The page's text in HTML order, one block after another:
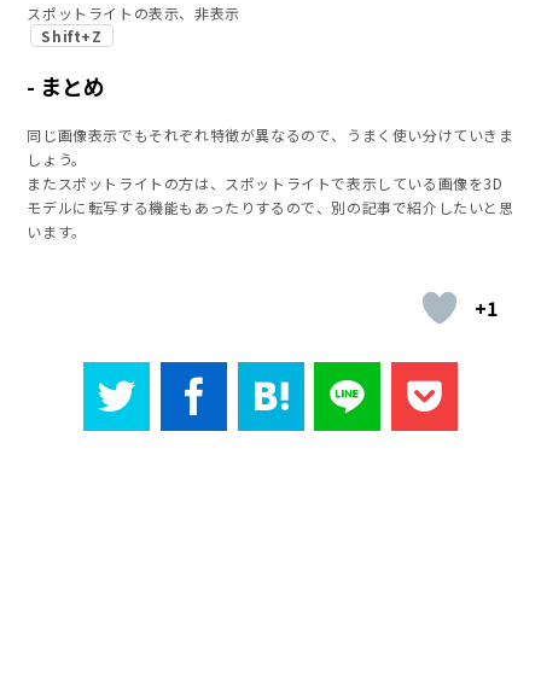
スポットライトの表示、非表示
Shift+Z
まとめ
同じ画像表示でもそれぞれ特徴が異なるので、うまく使い分けていきま
しょう。
またスポットライトの方は、スポットライトで表示している画像を3D
モデルに転写する機能もあったりするので、別の記事で紹介したいと思
います。
+1